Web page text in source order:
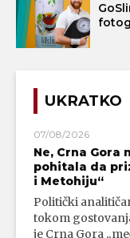
UKRATKO
07/08/2026
Ne, Crna Gora
pohitala da
i Metohiju“
Politički
tokom
je Crna Gora